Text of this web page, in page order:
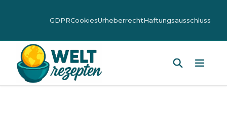
GDPRCookiesUrheberrechtHaftungsausschluss